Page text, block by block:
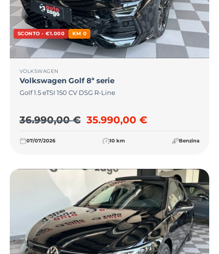
SCONTO - €1.000 KM 0
VOLKSWAGEN
Volkswagen Golf 8ª serie
Golf 1.5 eTSI 150 CV DSG R-Line
36.990,00€ Il prezzo originale era:
35.990,00 €Il prezzo
07/07/2026 10 km Benzina